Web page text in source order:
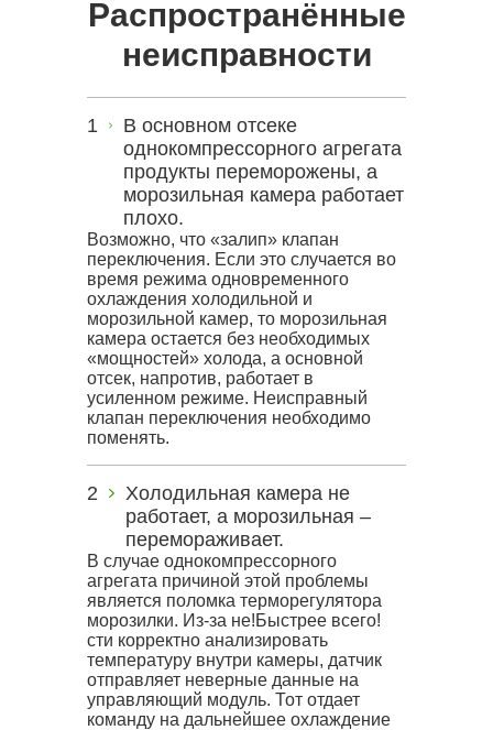
Распространённые
неисправности
В основном отсеке
однокомпрессорного агрегата
продукты переморожены, а
морозильная камера работает
плохо.
Возможно, что «залип» клапан
переключения. Если это случается во
время режима одновременного
охлаждения холодильной и
морозильной камер, то морозильная
камера остается без необходимых
«мощностей» холода, а основной
отсек, напротив, работает в
усиленном режиме. Неисправный
клапан переключения необходимо
поменять.
Холодильная камера не
работает, а морозильная –
перемораживает.
В случае однокомпрессорного
агрегата причиной этой проблемы
является поломка терморегулятора
морозилки. Из-за не!Быстрее всего!
сти корректно анализировать
температуру внутри камеры, датчик
отправляет неверные данные на
управляющий модуль. Тот отдает
команду на дальнейшее охлаждение